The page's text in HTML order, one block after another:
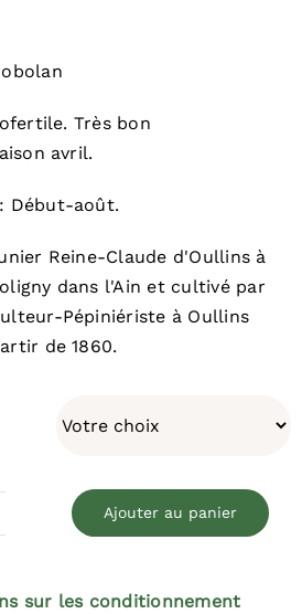
Très bon
avril.
Début-août.
Reine-Claude d'Oullins à
dans l'Ain et cultivé par
Pépiniériste à Oullins
de 1860.
Ajouter au panier
sur les conditionnement